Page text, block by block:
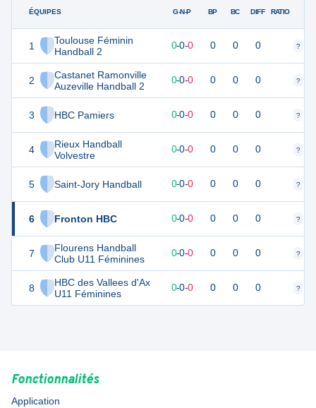
ÉQUIPES
1
Toulouse Féminin
Handball 2
2
Castanet Ramonville
Auzeville Handball 2
3 HBC Pamiers
4
Rieux Handball
Volvestre
5 Saint-Jory Handball
6 Fronton HBC
7
Flourens Handball
Club U11 Féminines
8
HBC des Vallees d'Ax
U11 Féminines
G-N-P BP BC DIFF RATIO
0 0-0-0 0 0 0 ?
0 0-0-0 0 0 0 ?
0-0-0 0 0 0 ?
0-0-0 0 0 0 ?
0 0-0-0 0 0 0 ?
0-0-0 0 0 0 ?
0 0-0-0 0 0 0 ?
0 0 0-0-0 0 0 0 ?
Fonctionnalités
Application